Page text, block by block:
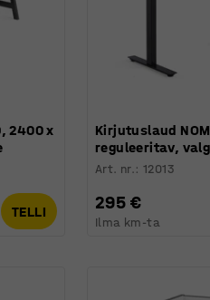
2400 x
TELLI
Kirjutuslaud
reguleeritav,
Art. nr.:12013
295 €
Ilma km-ta